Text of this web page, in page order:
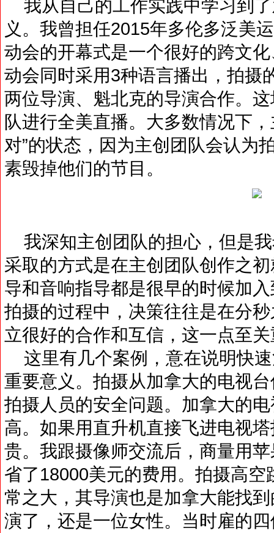
我从自己的工作实践中学习到
义。我曾担任2015年多伦多泛美
动会的开幕式是一个很好的跨文
动会同时采用3种语言播出，拍摄
两位导演、魁北克的导演合作。
队进行全美直播。大多数情况下
对”的状态，因为主创团队会认为
素毁掉他们的节目。
我深知主创团队的担心，但是
采取的方式是在主创团队创作之
导和音响指导都是很早的时候加
拍摄的过程中，决策往往是在分
立很好的合作和互信，这一点至
这里有几个案例，意在说明快
重要意义。拍摄从加拿大的电视
拍摄人员的安全问题。加拿大的
高。如果用直升机直接飞进电视
贵。我跟摄像师交流后，商量用
省了18000美元的费用。拍摄高
常之大，其导演也是加拿大能找
演了，还是一位女性。当时雇的